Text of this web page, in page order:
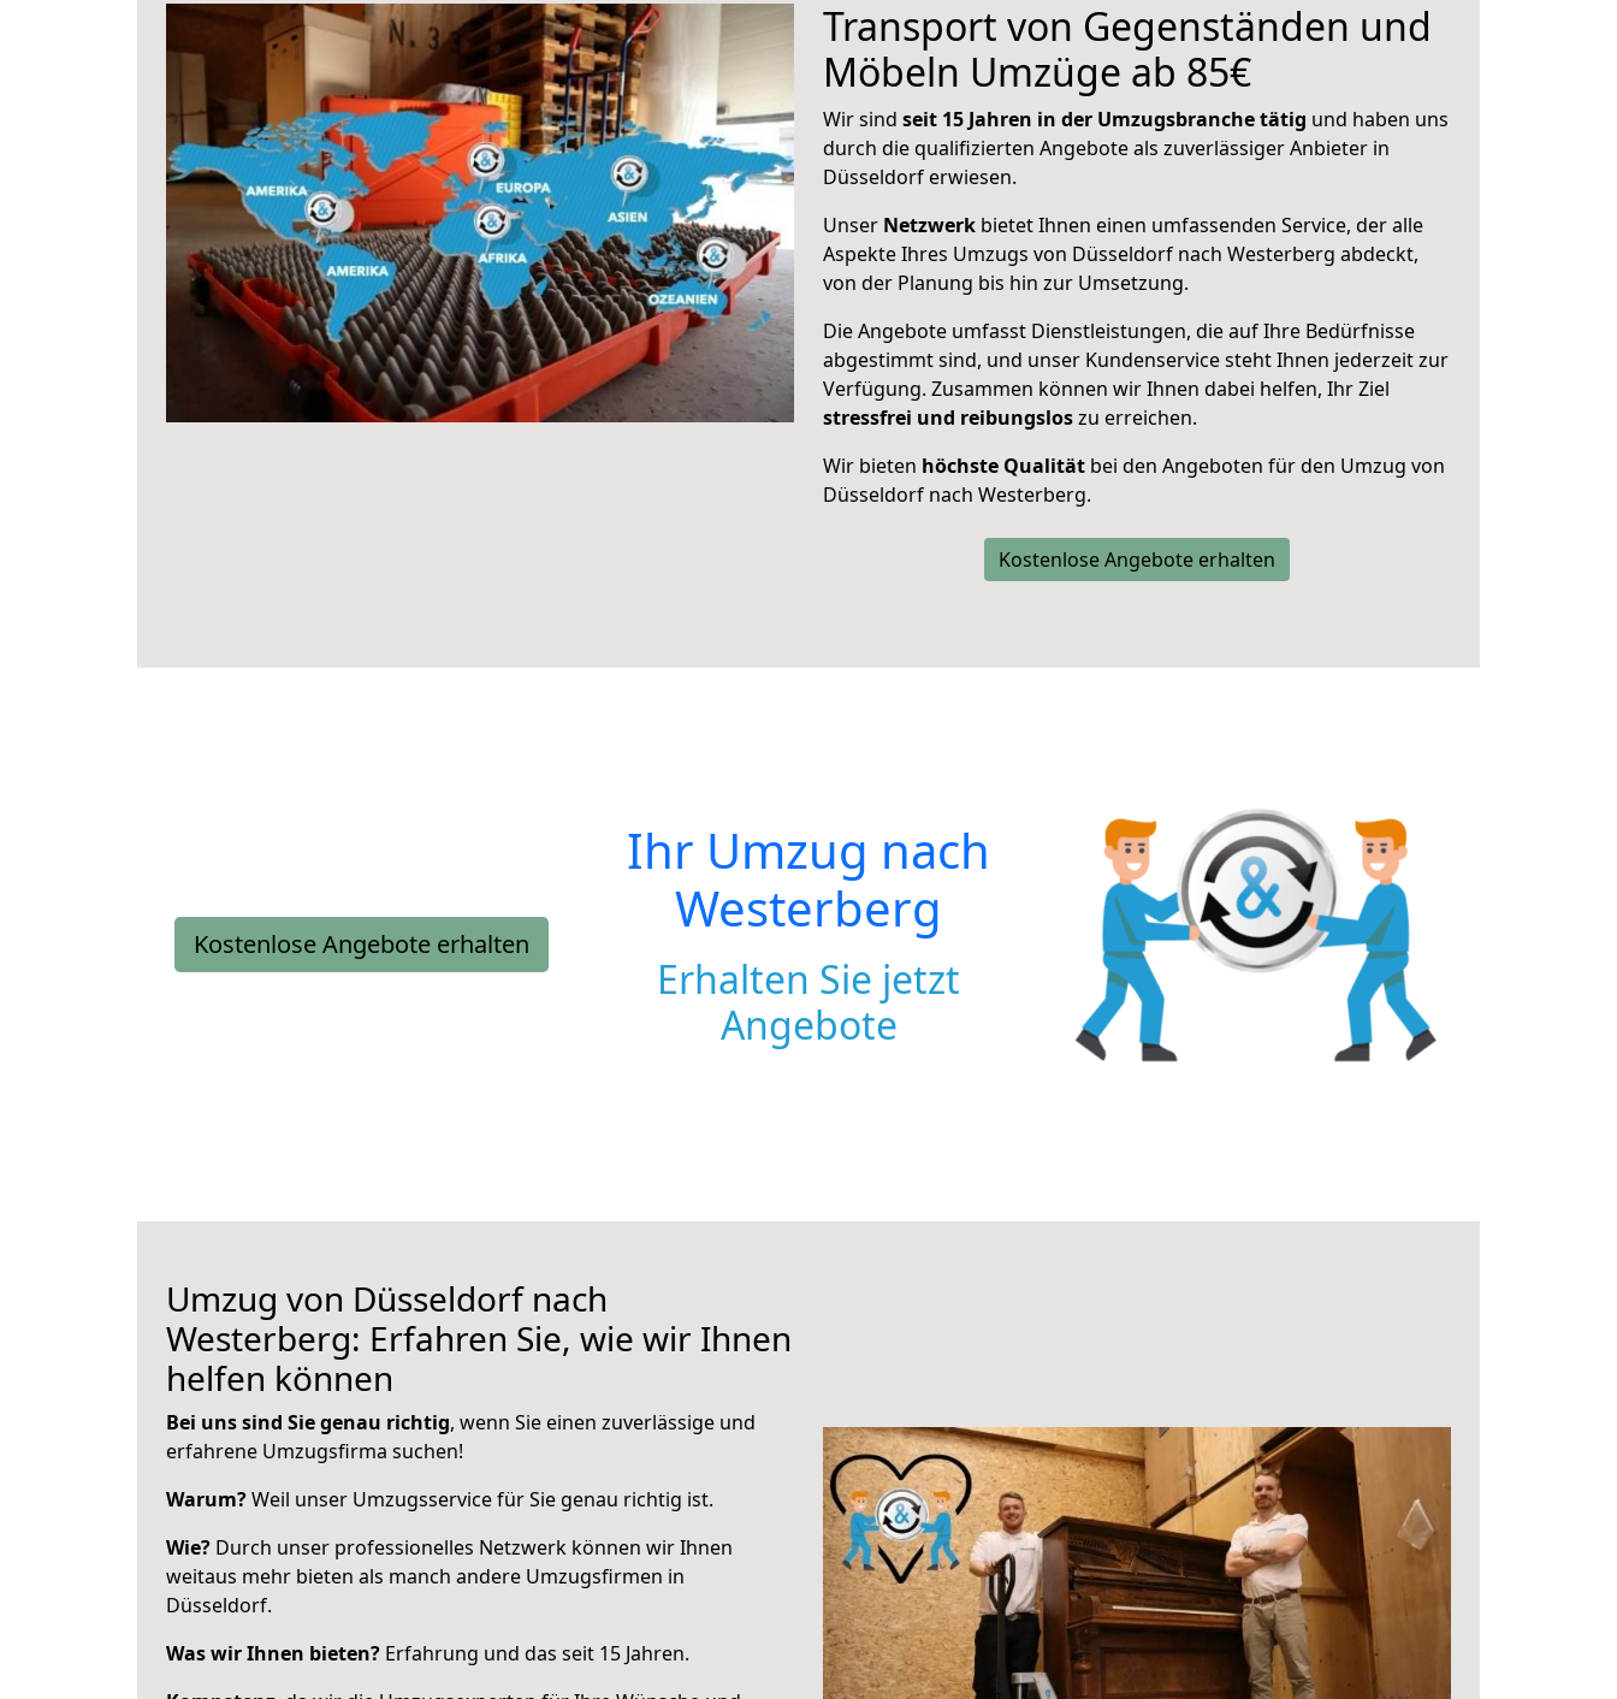
Transport von Gegenständen und
Möbeln Umzüge ab 85€
Wir sind seit 15 Jahren in der Umzugsbranche tätig und haben uns
durch die qualifizierten Angebote als zuverlässiger Anbieter in
Düsseldorf erwiesen.
Unser Netzwerk bietet Ihnen einen umfassenden Service, der alle
Aspekte Ihres Umzugs von Düsseldorf nach Westerberg abdeckt,
von der Planung bis hin zur Umsetzung.
Die Angebote umfasst Dienstleistungen, die auf Ihre Bedürfnisse
abgestimmt sind, und unser Kundenservice steht Ihnen jederzeit zur
Verfügung. Zusammen können wir Ihnen dabei helfen, Ihr Ziel
stressfrei und reibungsloszu erreichen.
Wir bieten höchste Qualität bei den Angeboten für den Umzug von
Düsseldorf nach Westerberg.
Kostenlose Angebote erhalten
Kostenlose Angebote erhalten
Ihr Umzug nach
Westerberg
Erhalten Sie jetzt
Angebote
Umzug von Düsseldorf nach
Westerberg: Erfahren Sie, wie wir Ihnen
helfen können
Bei uns sind Sie genau richtig, wenn Sie einen zuverlässige und
erfahrene Umzugsfirma suchen!
Warum?Weil unser Umzugsservice für Sie genau richtig ist.
Wie? Durch unser professionelles Netzwerk können wir Ihnen
weitaus mehr bieten als manch andere Umzugsfirmen in
Düsseldorf.
Was wir Ihnen bieten? Erfahrung und das seit 15 Jahren.